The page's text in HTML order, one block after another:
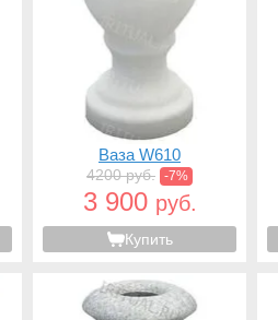
Ваза W610
4200 руб. -7%
3 900 руб.
Купить